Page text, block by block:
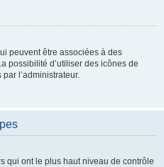
peuvent être associées à des
possibilité d’utiliser des icônes de
l’administrateur.
qui ont le plus haut niveau de contrôle